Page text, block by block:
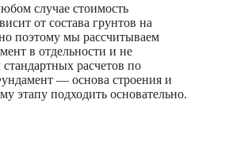
случае стоимость
от состава грунтов на
поэтому мы рассчитываем
в отдельности и не
стандартных расчетов по
— основа строения и
этапу подходить основательно.